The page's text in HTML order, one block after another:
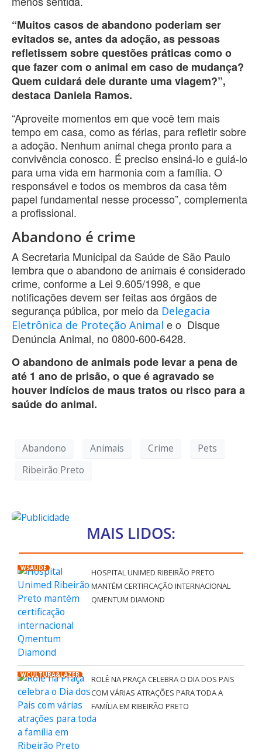
“Muitos casos de abandono poderiam ser
evitados se, antes da adoção, as pessoas
refletissem sobre questões práticas como o
que fazer com o animal em caso de mudança?
Quem cuidará dele durante uma viagem?”,
destaca Daniela Ramos.
“Aproveite momentos em que você tem mais
tempo em casa, como as férias, para refletir sobre
a adoção. Nenhum animal chega pronto para a
convivência conosco. É preciso ensiná-lo e guiá-lo
para uma vida em harmonia com a família. O
responsável e todos os membros da casa têm
papel fundamental nesse processo”, complementa
a profissional.
Abandono é crime
A Secretaria Municipal da Saúde de São Paulo
lembra que o abandono de animais é considerado
crime, conforme a Lei 9.605/1998, e que
notificações devem ser feitas aos órgãos de
segurança pública, por meio da Delegacia
Eletrônica de Proteção Animal e o Disque
Denúncia Animal, no 0800-600-6428.
O abandono de animais pode levar a pena de
até 1 ano de prisão, o que é agravado se
houver indícios de maus tratos ou risco para a
saúde do animal.
Abandono Animais Crime
Pets
Ribeirão Preto
MAIS LIDOS:
WSAÚDE
HOSPITAL UNIMED RIBEIRÃO PRETO
MANTÉM CERTIFICAÇÃO INTERNACIONAL
QMENTUM DIAMOND
WCULTURA&LAZER
ROLÊ NA PRAÇA CELEBRA O DIA DOS PAIS
COM VÁRIAS ATRAÇÕES PARA TODA A
FAMÍLIA EM RIBEIRÃO PRETO